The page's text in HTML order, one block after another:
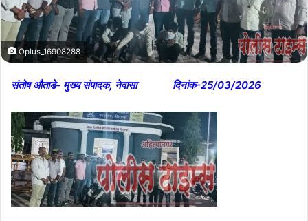
Oplus_16908288
संतोष औताडे- मुख्य संपादक, नेवासा दिनांक-25/03/2026